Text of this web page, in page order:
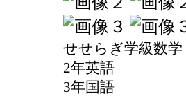
せせらぎ学級数学
2年英語
3年国語